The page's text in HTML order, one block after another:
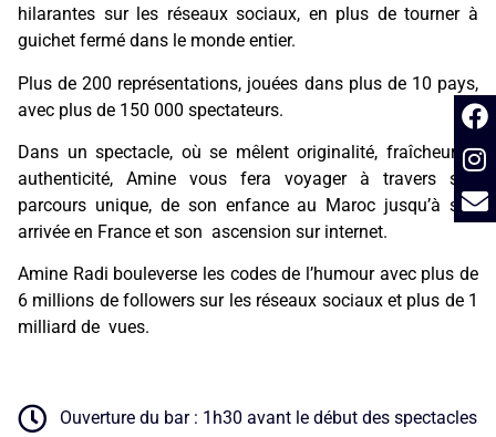
hilarantes sur les réseaux sociaux, en plus de tourner à
guichet fermé dans le monde entier.
Plus de 200 représentations, jouées dans plus de 10 pays,
avec plus de 150 000 spectateurs.
Dans un spectacle, où se mêlent originalité, fraîcheur et
authenticité, Amine vous fera voyager à travers son
parcours unique, de son enfance au Maroc jusqu’à son
arrivée en France et son ascension sur internet.
Amine Radi bouleverse les codes de l’humour avec plus de
6 millions de followers sur les réseaux sociaux et plus de 1
milliard de vues.
Ouverture du bar : 1h30 avant le début des spectacles